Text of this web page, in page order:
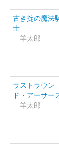
古き掟の魔法
士
羊太郎
ラストラウン
ド・アーサー
羊太郎